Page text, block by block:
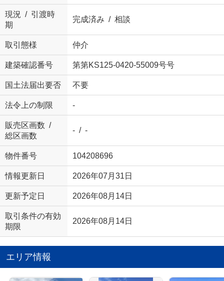
現況 / 引渡時
期
完成済み / 相談
取引態様 仲介
建築確認番号 第第KS125-0420-55009号号
国土法届出要否 不要
法令上の制限 -
販売区画数 /
総区画数
- / -
物件番号 104208696
情報更新日 2026年07月31日
更新予定日 2026年08月14日
取引条件の有効
期限
2026年08月14日
エリア情報